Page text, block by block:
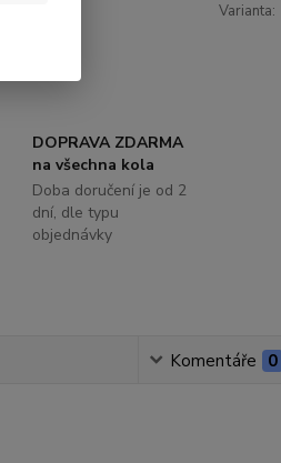
Varianta:
DOPRAVA ZDARMA
na všechna kola
Doba doručení je od 2
dní, dle typu
objednávky
Komentáře 0